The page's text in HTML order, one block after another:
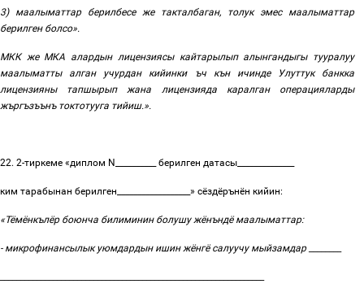
3) маалыматтар берилбесе же такталбаган,
толук эмес маалыматтар
берилген болсо».
МКК же МКА алардын лицензиясы кайтарылып алынгандыгы тууралуу
маалыматты алган учурдан кийинки ъч кън ичинде Улуттук банкка
лицензияны тапшырып жана лицензияда каралган операцияларды
жъргъзъънъ токтотууга тийиш.».
22. 2-тиркеме «диплом N__________ берилген датасы______________
ким тарабынан берилген__________________» сёздёрънён кийин:
«Тёмёнкълёр боюнча билиминин болушу жёнъндё маалыматтар:
- микрофинансылык уюмдардын ишин жёнгё салуучу мыйзамдар ________